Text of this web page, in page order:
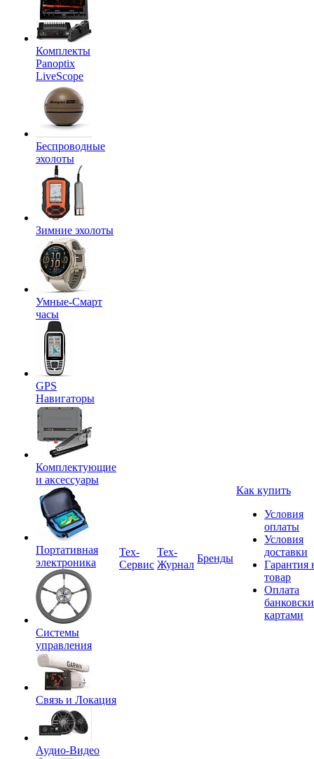
Комплекты
Panoptix
LiveScope
Беспроводные
эхолоты
Зимние эхолоты
Умные-Смарт
часы
GPS
Навигаторы
Комплектующие
и аксессуары
Портативная
электроника
Системы
управления
Связь и Локация
Аудио-Видео
Tex-
Сервис
Тех-
Журнал
Бренды
Как купить
Условия
оплаты
Условия
доставки
Гарантия
товар
Оплата
картами